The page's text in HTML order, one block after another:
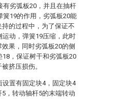
有劣弧板20，并且在抽杆
簧19的作用，劣弧板20能
的过程中，为了保证不
动，弹簧19压缩，此时
果，同时劣弧板20的侧
，保证树干和劣弧板20
挤压损伤。
置有固定块4，固定块4
，转动轴杆5的末端转动